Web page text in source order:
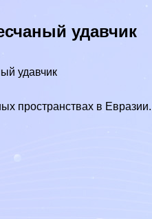
удавчик
удавчик
прострaнcтвах в Евразии.